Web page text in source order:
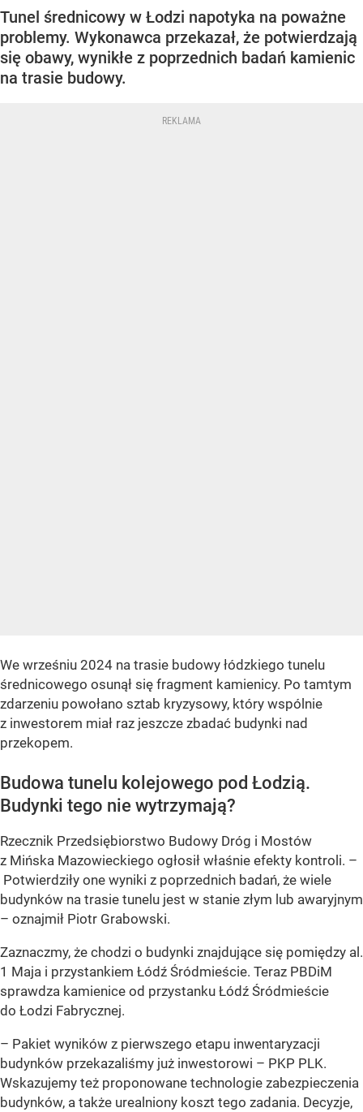
Tunel średnicowy w Łodzi napotyka na poważne
problemy. Wykonawca przekazał, że potwierdzają
się obawy, wynikłe z poprzednich badań kamienic
na trasie budowy.
We wrześniu 2024 na trasie budowy łódzkiego tunelu
średnicowego osunął się fragment kamienicy. Po tamtym
zdarzeniu powołano sztab kryzysowy, który wspólnie
z inwestorem miał raz jeszcze zbadać budynki nad
przekopem.
Budowa tunelu kolejowego pod Łodzią.
Budynki tego nie wytrzymają?
Rzecznik Przedsiębiorstwo Budowy Dróg i Mostów
z Mińska Mazowieckiego ogłosił właśnie efekty kontroli. –
Potwierdziły one wyniki z poprzednich badań, że wiele
budynków na trasie tunelu jest w stanie złym lub awaryjnym
– oznajmił Piotr Grabowski.
Zaznaczmy, że chodzi o budynki znajdujące się pomiędzy al.
1 Maja i przystankiem Łódź Śródmieście. Teraz PBDiM
sprawdza kamienice od przystanku Łódź Śródmieście
do Łodzi Fabrycznej.
– Pakiet wyników z pierwszego etapu inwentaryzacji
budynków przekazaliśmy już inwestorowi – PKP PLK.
Wskazujemy też proponowane technologie zabezpieczenia
budynków, a także urealniony koszt tego zadania. Decyzje,